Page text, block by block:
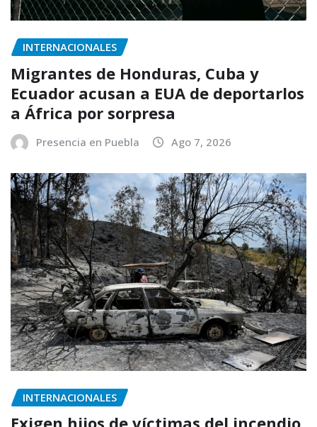
INTERNACIONALES
Migrantes de Honduras, Cuba y
Ecuador acusan a EUA de deportarlos
a África por sorpresa
Presencia en Puebla Ago 7, 2026
INTERNACIONALES